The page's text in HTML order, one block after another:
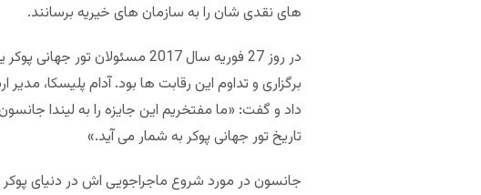
های نقدی شان را به سازمان های خیریه برسانند.
در روز 27 فوریه سال 2017
داد و گفت: «ما مفتخریم این جایزه را به لیندا
تاریخ تور جهانی پوکر به شمار می آید.»
جانسون در مورد شروع ماجراجویی اش در دنیای